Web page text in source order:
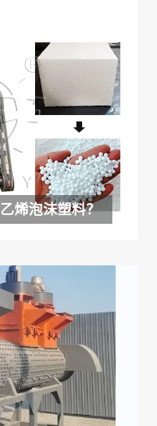
烯泡沫塑料？